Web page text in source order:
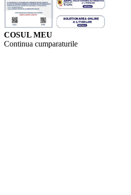
COSUL MEU
Continua cumparaturile